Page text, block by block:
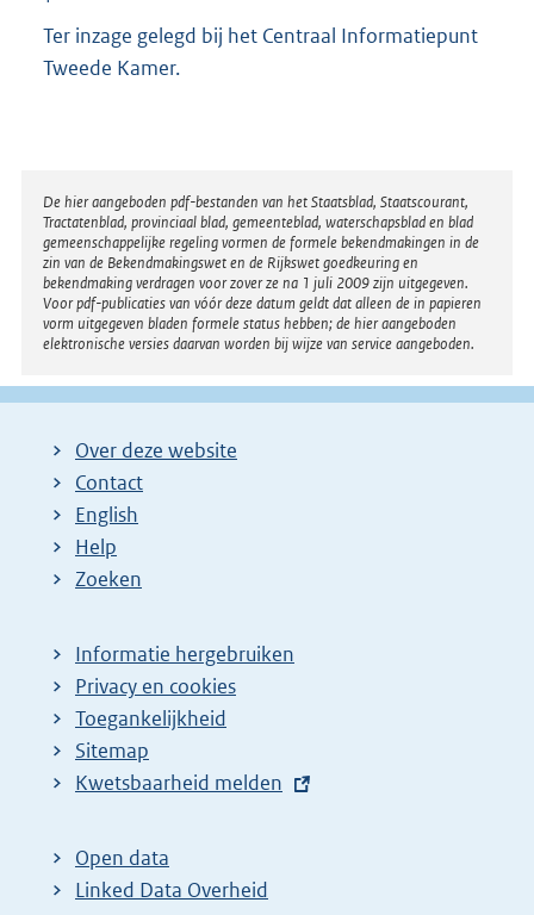
Ter inzage gelegd bij het Centraal Informatiepunt
Tweede Kamer.
Disclaimer
De hier aangeboden pdf-bestanden van het Staatsblad, Staatscourant,
Tractatenblad, provinciaal blad, gemeenteblad, waterschapsblad en blad
gemeenschappelijke regeling vormen de formele bekendmakingen in de
zin van de Bekendmakingswet en de Rijkswet goedkeuring en
bekendmaking verdragen voor zover ze na 1 juli 2009 zijn uitgegeven.
Voor pdf-publicaties van vóór deze datum geldt dat alleen de in papieren
vorm uitgegeven bladen formele status hebben; de hier aangeboden
elektronische versies daarvan worden bij wijze van service aangeboden.
Over deze website
Contact
English
Help
Zoeken
Informatie hergebruiken
Privacy en cookies
Toegankelijkheid
Sitemap
E
t
e
Kwetsbaarheid melden
Open data
Linked Data Overheid